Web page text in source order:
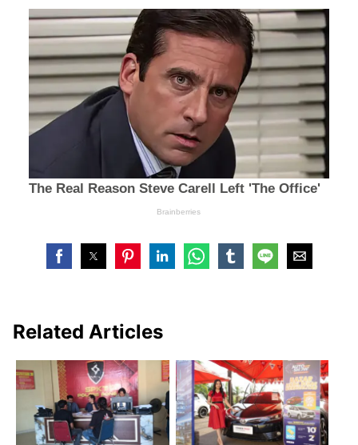
Related Articles